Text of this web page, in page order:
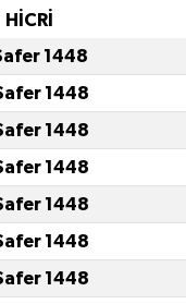
HİCRİ
1448
1448
1448
1448
1448
1448
1448